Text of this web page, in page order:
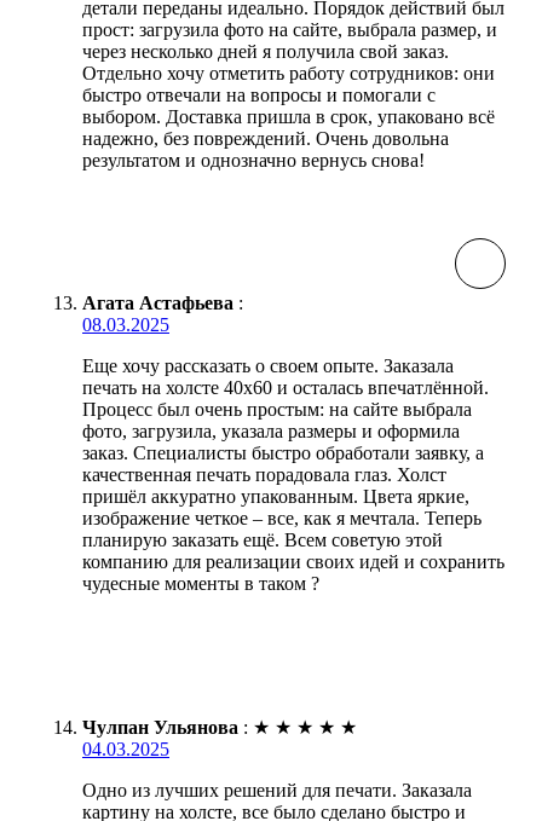
детали переданы идеально. Порядок действий был
прост: загрузила фото на сайте, выбрала размер, и
через несколько дней я получила свой заказ.
Отдельно хочу отметить работу сотрудников: они
быстро отвечали на вопросы и помогали с
выбором. Доставка пришла в срок, упаковано всё
надежно, без повреждений. Очень довольна
результатом и однозначно вернусь снова!
Агата Астафьева :
08.03.2025
Еще хочу рассказать о своем опыте. Заказала
печать на холсте 40х60 и осталась впечатлённой.
Процесс был очень простым: на сайте выбрала
фото, загрузила, указала размеры и оформила
заказ. Специалисты быстро обработали заявку, а
качественная печать порадовала глаз. Холст
пришёл аккуратно упакованным. Цвета яркие,
изображение четкое – все, как я мечтала. Теперь
планирую заказать ещё. Всем советую этой
компанию для реализации своих идей и сохранить
чудесные моменты в таком ?
Чулпан Ульянова : ★ ★ ★ ★ ★
04.03.2025
Одно из лучших решений для печати. Заказала
картину на холсте, все было сделано быстро и